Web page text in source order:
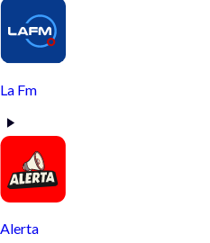
La Fm
Alerta